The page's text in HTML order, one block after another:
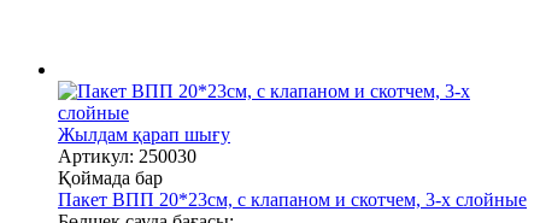
Жылдам қарап шығу
Артикул: 250030
Қоймада бар
Пакет ВПП 20*23см, с клапаном и скотчем, 3-х слойные